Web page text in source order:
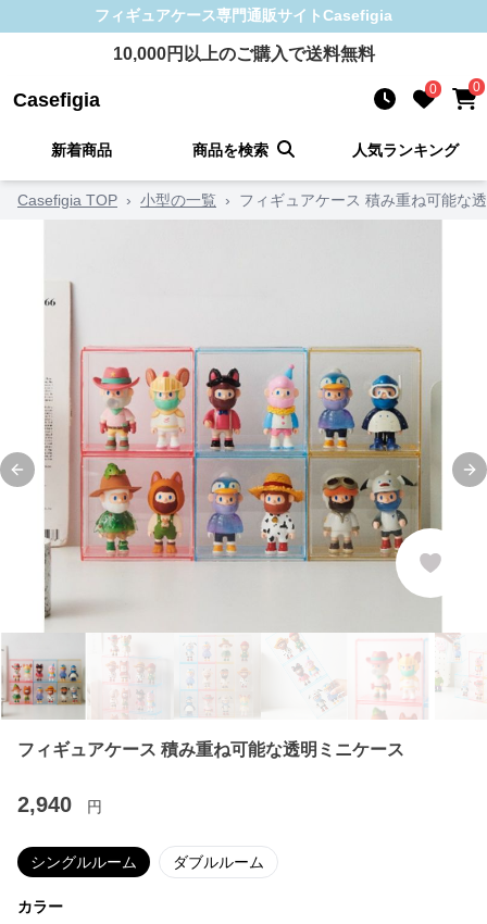
フィギュアケース専門通販サイトCasefigia
10,000円以上のご購入で送料無料
Casefigia 0 0
新着商品 商品を検索 人気ランキング
Casefigia TOP › 小型の一覧 › フィギュアケース 積み重ね可能な
Previous slide
フィギュアケース 積み重ね可能な透明ミニケース
2,940 円
シングルルーム ダブルルーム
カラー